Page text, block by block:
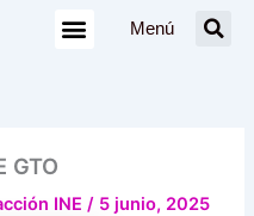
Menú
GTO
INE/ 5 junio, 2025